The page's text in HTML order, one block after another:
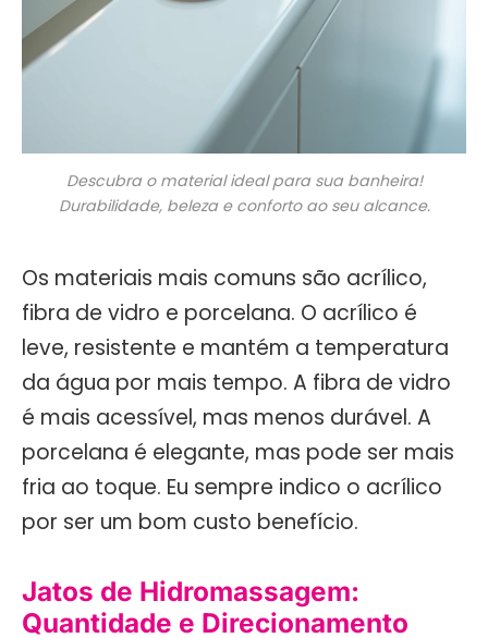
Descubra o material ideal para sua banheira!
Durabilidade, beleza e conforto ao seu alcance.
Os materiais mais comuns são acrílico,
fibra de vidro e porcelana. O acrílico é
leve, resistente e mantém a temperatura
da água por mais tempo. A fibra de vidro
é mais acessível, mas menos durável. A
porcelana é elegante, mas pode ser mais
fria ao toque. Eu sempre indico o acrílico
por ser um bom custo benefício.
Jatos de Hidromassagem:
Quantidade e Direcionamento